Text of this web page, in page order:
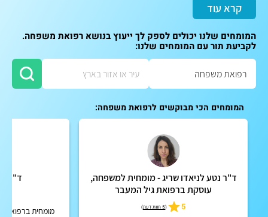
קרא עוד
המומחים שלנו יכולים לספק לך ייעוץ בנושא רפואת משפחה.
לקביעת תור עם המומחים שלנו:
המומחים הכי מבוקשים לרפואת משפחה:
ד"ר נטע לניאדו שריג - מומחית למשפחה,
עוסקת ברפואת גיל המעבר
5
(5 חוות דעת )
ד"ר
מומחית ברפואת